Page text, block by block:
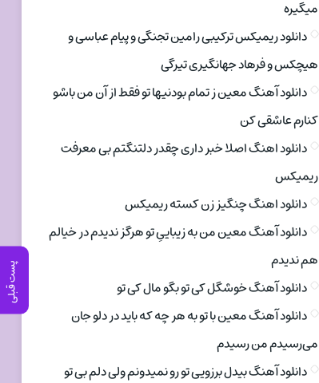
پست قبلی
میگیره
دانلود ریمیکس ترکیبی رامین تجنگی و پیام عباسی و
هیچکس و فرهاد جهانگیری تیرگی
دانلود آهنگ معین ز تمام بودنیها تو فقط از آن من باشو
کنارم عاشقی کن
دانلود اهنگ اصلا خبر داری چقدر دلتنگتم بی معرفت
ریمیکس
دانلود اهنگ چنگیز زن کسته ریمیکس
دانلود آهنگ معین من به زیباییِ تو هرگز ندیدم در خیالم
هم ندیدم
دانلود آهنگ خوشگل کی تو بگو مال کی تو
دانلود آهنگ معین با تو به هر چه که باید در دلو جان
می‌رسیدم من رسیدم
دانلود آهنگ بیدل برزویی تو رو نمیدونم ولی دلم بی تو